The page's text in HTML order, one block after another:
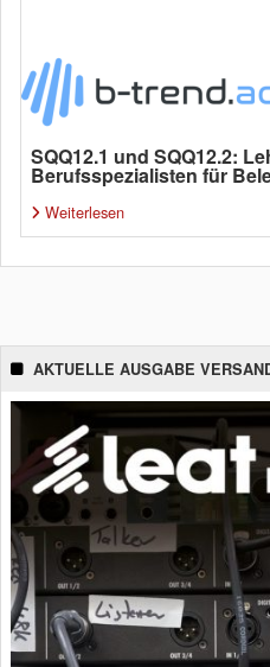
SQQ12.1 und SQQ12.2:
Berufsspezialisten für
Weiterlesen
AKTUELLE AUSGABE